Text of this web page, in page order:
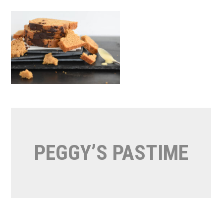
de
inhoud
springen
PEGGY’S PASTIME